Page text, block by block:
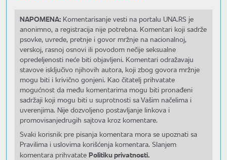
NAPOMENA: Komentarisanje vesti na portalu UNA.RS je
anonimno, a registracija nije potrebna. Komentari koji sadrže
psovke, uvrede, pretnje i govor mržnje na nacionalnoj,
verskoj, rasnoj osnovi ili povodom nečije seksualne
opredeljenosti neće biti objavljeni. Komentari odražavaju
stavove isključivo njihovih autora, koji zbog govora mržnje
mogu biti i krivično gonjeni. Kao čitatelj prihvatate
mogućnost da među komentarima mogu biti pronađeni
sadržaji koji mogu biti u suprotnosti sa Vašim načelima i
uverenjima. Nije dozvoljeno postavljanje linkova i
promovisanjedrugih sajtova kroz komentare.
Svaki korisnik pre pisanja komentara mora se upoznati sa
Pravilima i uslovima korišćenja komentara. Slanjem
komentara prihvatate Politiku privatnosti.